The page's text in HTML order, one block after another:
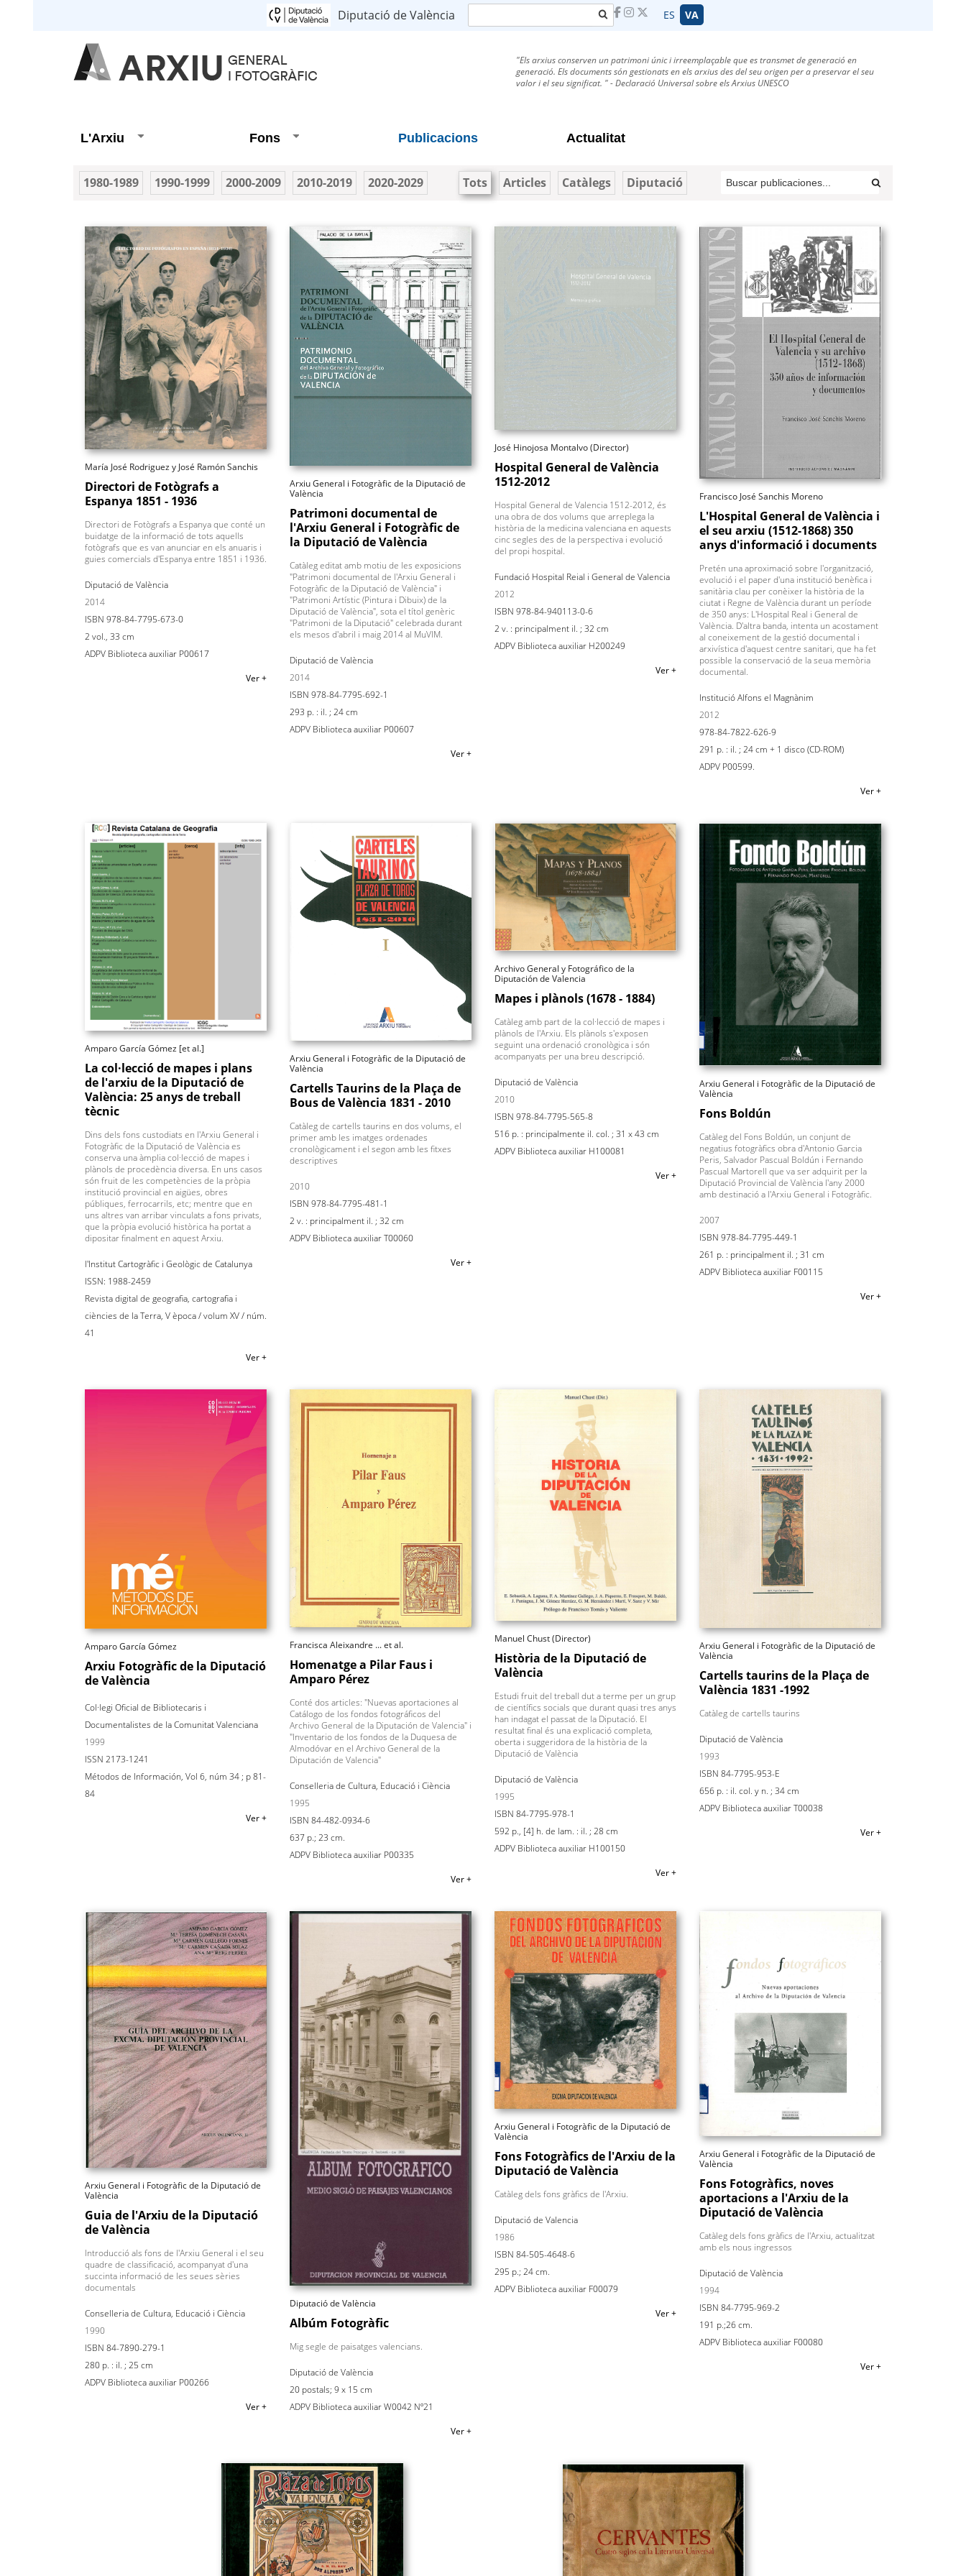
Diputació de València ES VA
"Els arxius conserven un patrimoni únic i irreemplaçable que es transmet de generació en
generació. Els documents són gestionats en els arxius des del seu origen per a preservar el seu
valor i el seu significat. " - Declaració Universal sobre els Arxius UNESCO
L'Arxiu Fons Publicacions Actualitat
1980-1989 1990-1999 2000-2009 2010-2019 2020-2029 Tots Articles Catàlegs Diputació
María José Rodriguez y José Ramón Sanchis
Directori de Fotògrafs a
Espanya 1851 - 1936
Directori de Fotògrafs a Espanya que conté un
buidatge de la informació de tots aquells
fotògrafs que es van anunciar en els anuaris i
guies comercials d'Espanya entre 1851 i 1936.
Diputació de València
2014
ISBN 978-84-7795-673-0
2 vol., 33 cm
ADPV Biblioteca auxiliar P00617
Ver +
Arxiu General i Fotogràfic de la Diputació de
València
Patrimoni documental de
l'Arxiu General i Fotogràfic de
la Diputació de València
Catàleg editat amb motiu de les exposicions
"Patrimoni documental de l'Arxiu General i
Fotogràfic de la Diputació de València" i
"Patrimoni Artístic (Pintura i Dibuix) de la
Diputació de València", sota el títol genèric
"Patrimoni de la Diputació" celebrada durant
els mesos d'abril i maig 2014 al MuVIM.
Diputació de València
2014
ISBN 978-84-7795-692-1
293 p. : il. ; 24 cm
ADPV Biblioteca auxiliar P00607
Ver +
José Hinojosa Montalvo (Director)
Hospital General de València
1512-2012
Hospital General de Valencia 1512-2012, és
una obra de dos volums que arreplega la
història de la medicina valenciana en aquests
cinc segles des de la perspectiva i evolució
del propi hospital.
Fundació Hospital Reial i General de Valencia
2012
ISBN 978-84-940113-0-6
2 v. : principalment il. ; 32 cm
ADPV Biblioteca auxiliar H200249
Ver +
Francisco José Sanchis Moreno
L'Hospital General de València i
el seu arxiu (1512-1868) 350
anys d'informació i documents
Pretén una aproximació sobre l'organització,
evolució i el paper d'una institució benèfica i
sanitària clau per conèixer la història de la
ciutat i Regne de València durant un període
de 350 anys: L'Hospital Real i General de
València. D'altra banda, intenta un acostament
al coneixement de la gestió documental i
arxivística d'aquest centre sanitari, que ha fet
possible la conservació de la seua memòria
documental.
Institució Alfons el Magnànim
2012
978-84-7822-626-9
291 p. : il. ; 24 cm + 1 disco (CD-ROM)
ADPV P00599.
Ver +
Amparo García Gómez [et al.]
La col·lecció de mapes i plans
de l'arxiu de la Diputació de
València: 25 anys de treball
tècnic
Dins dels fons custodiats en l'Arxiu General i
Fotogràfic de la Diputació de València es
conserva una àmplia col·lecció de mapes i
plànols de procedència diversa. En uns casos
són fruit de les competències de la pròpia
institució provincial en aigües, obres
públiques, ferrocarrils, etc; mentre que en
uns altres van arribar vinculats a fons privats,
que la pròpia evolució històrica ha portat a
dipositar finalment en aquest Arxiu.
l'Institut Cartogràfic i Geològic de Catalunya
ISSN: 1988-2459
Revista digital de geografia, cartografia i
ciències de la Terra, V època / volum XV / núm.
41
Ver +
Arxiu General i Fotogràfic de la Diputació de
València
Cartells Taurins de la Plaça de
Bous de València 1831 - 2010
Catàleg de cartells taurins en dos volums, el
primer amb les imatges ordenades
cronològicament i el segon amb les fitxes
descriptives
2010
ISBN 978-84-7795-481-1
2 v. : principalment il. ; 32 cm
ADPV Biblioteca auxiliar T00060
Ver +
Archivo General y Fotográfico de la
Diputación de Valencia
Mapes i plànols (1678 - 1884)
Catàleg amb part de la col·lecció de mapes i
plànols de l'Arxiu. Els plànols s'exposen
seguint una ordenació cronològica i són
acompanyats per una breu descripció.
Diputació de València
2010
ISBN 978-84-7795-565-8
516 p. : principalmente il. col. ; 31 x 43 cm
ADPV Biblioteca auxiliar H100081
Ver +
Arxiu General i Fotogràfic de la Diputació de
València
Fons Boldún
Catàleg del Fons Boldún, un conjunt de
negatius fotogràfics obra d'Antonio Garcia
Peris, Salvador Pascual Boldún i Fernando
Pascual Martorell que va ser adquirit per la
Diputació Provincial de València l'any 2000
amb destinació a l'Arxiu General i Fotogràfic.
2007
ISBN 978-84-7795-449-1
261 p. : principalment il. ; 31 cm
ADPV Biblioteca auxiliar F00115
Ver +
Amparo García Gómez
Arxiu Fotogràfic de la Diputació
de València
Col·legi Oficial de Bibliotecaris i
Documentalistes de la Comunitat Valenciana
1999
ISSN 2173-1241
Métodos de Información, Vol 6, núm 34 ; p 81-
84
Ver +
Francisca Aleixandre ... et al.
Homenatge a Pilar Faus i
Amparo Pérez
Conté dos articles: "Nuevas aportaciones al
Catálogo de los fondos fotográficos del
Archivo General de la Diputación de Valencia" i
"Inventario de los fondos de la Duquesa de
Almodóvar en el Archivo General de la
Diputación de Valencia"
Conselleria de Cultura, Educació i Ciència
1995
ISBN 84-482-0934-6
637 p.; 23 cm.
ADPV Biblioteca auxiliar P00335
Ver +
Manuel Chust (Director)
Història de la Diputació de
València
Estudi fruit del treball dut a terme per un grup
de científics socials que durant quasi tres anys
han indagat el passat de la Diputació. El
resultat final és una explicació completa,
oberta i suggeridora de la història de la
Diputació de València
Diputació de València
1995
ISBN 84-7795-978-1
592 p., [4] h. de lam. : il. ; 28 cm
ADPV Biblioteca auxiliar H100150
Ver +
Arxiu General i Fotogràfic de la Diputació de
València
Cartells taurins de la Plaça de
València 1831 -1992
Catàleg de cartells taurins
Diputació de València
1993
ISBN 84-7795-953-E
656 p. : il. col. y n. ; 34 cm
ADPV Biblioteca auxiliar T00038
Ver +
Arxiu General i Fotogràfic de la Diputació de
València
Guia de l'Arxiu de la Diputació
de València
Introducció als fons de l'Arxiu General i el seu
quadre de classificació, acompanyat d'una
succinta informació de les seues sèries
documentals
Conselleria de Cultura, Educació i Ciència
1990
ISBN 84-7890-279-1
280 p. : il. ; 25 cm
ADPV Biblioteca auxiliar P00266
Ver +
Diputació de València
Albúm Fotogràfic
Mig segle de paisatges valencians.
Diputació de València
20 postals; 9 x 15 cm
ADPV Biblioteca auxiliar W0042 Nº21
Ver +
Arxiu General i Fotogràfic de la Diputació de
València
Fons Fotogràfics de l'Arxiu de la
Diputació de València
Catàleg dels fons gràfics de l'Arxiu.
Diputació de Valencia
1986
ISBN 84-505-4648-6
295 p.; 24 cm.
ADPV Biblioteca auxiliar F00079
Ver +
Arxiu General i Fotogràfic de la Diputació de
València
Fons Fotogràfics, noves
aportacions a l'Arxiu de la
Diputació de València
Catàleg dels fons gràfics de l'Arxiu, actualitzat
amb els nous ingressos
Diputació de València
1994
ISBN 84-7795-969-2
191 p.;26 cm.
ADPV Biblioteca auxiliar F00080
Ver +